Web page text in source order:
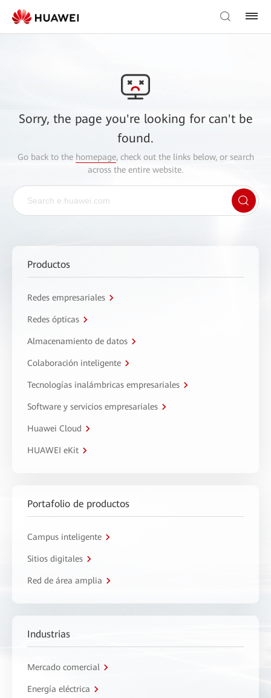
Sorry, the page you're looking for can't be
found.
Go back to the homepage, check out the links below, or search
across the entire website.
Productos
Redes empresariales
Redes ópticas
Almacenamiento de datos
Colaboración inteligente
Tecnologías inalámbricas empresariales
Software y servicios empresariales
Huawei Cloud
HUAWEI eKit
Portafolio de productos
Campus inteligente
Sitios digitales
Red de área amplia
Industrias
Mercado comercial
Energía eléctrica